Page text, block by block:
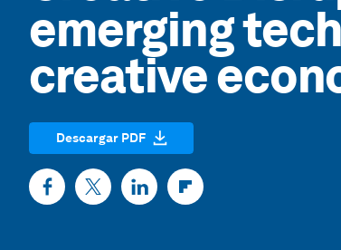
emerging
creative
Descargar PDF